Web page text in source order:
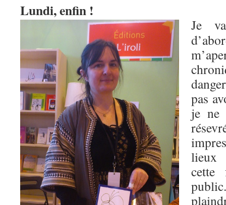
Lundi, enfin !
Je
pas
je ne
lieux
cette